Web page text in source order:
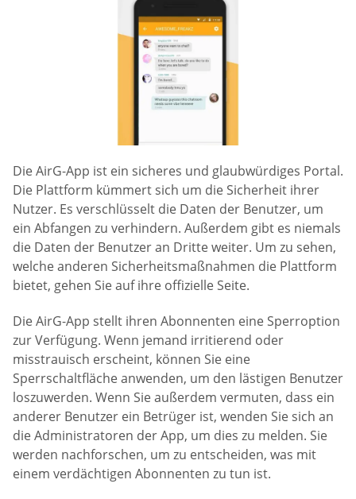
Die AirG-App ist ein sicheres und glaubwürdiges Portal.
Die Plattform kümmert sich um die Sicherheit ihrer
Nutzer. Es verschlüsselt die Daten der Benutzer, um
ein Abfangen zu verhindern. Außerdem gibt es niemals
die Daten der Benutzer an Dritte weiter. Um zu sehen,
welche anderen Sicherheitsmaßnahmen die Plattform
bietet, gehen Sie auf ihre offizielle Seite.
Die AirG-App stellt ihren Abonnenten eine Sperroption
zur Verfügung. Wenn jemand irritierend oder
misstrauisch erscheint, können Sie eine
Sperrschaltfläche anwenden, um den lästigen Benutzer
loszuwerden. Wenn Sie außerdem vermuten, dass ein
anderer Benutzer ein Betrüger ist, wenden Sie sich an
die Administratoren der App, um dies zu melden. Sie
werden nachforschen, um zu entscheiden, was mit
einem verdächtigen Abonnenten zu tun ist.